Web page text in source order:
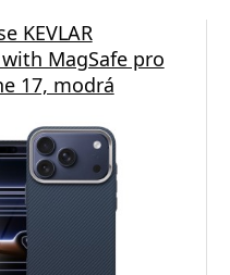
KEVLAR
MagSafe pro
17, modrá